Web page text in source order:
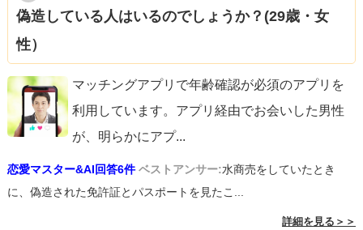
偽造している人はいるのでしょうか？(29歳・女
性）
マッチングアプリで年齢確認が必須のアプリを
利用しています。アプリ経由でお会いした男性
が、明らかにアプ...
恋愛マスター&AI回答6件 ベストアンサー:水商売をしていたとき
に、偽造された免許証とパスポートを見たこ...
詳細を見る＞＞